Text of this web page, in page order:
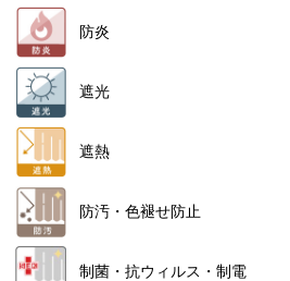
防炎
遮光
遮熱
防汚・色褪せ防止
制菌・抗ウィルス・制電